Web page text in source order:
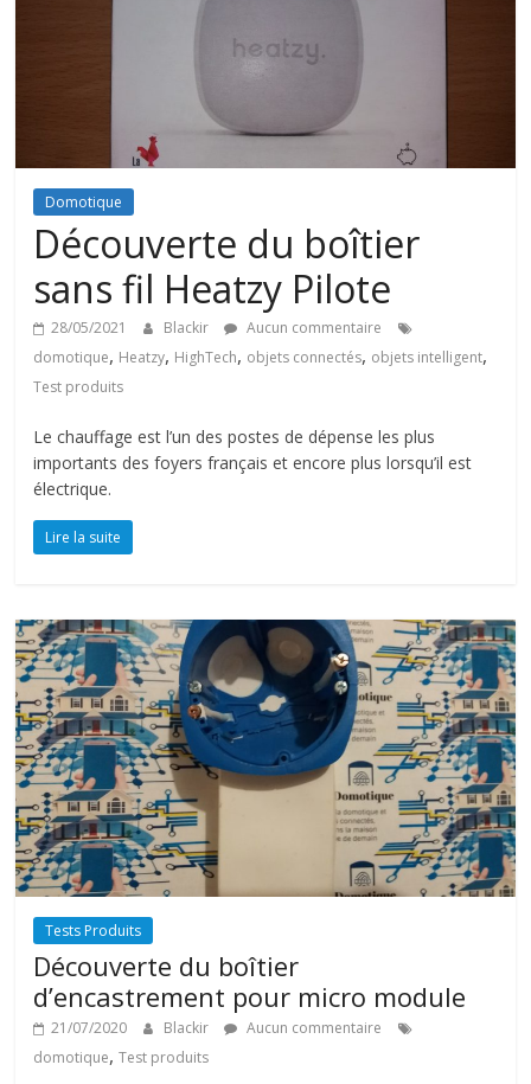
Domotique
Découverte du boîtier
sans fil Heatzy Pilote
28/05/2021 Blackir
Aucun commentaire
domotique, Heatzy, HighTech, objets connectés, objets intelligent,
Test produits
Le chauffage est l’un des postes de dépense les plus
importants des foyers français et encore plus lorsqu’il est
électrique.
Lire la suite
Tests Produits
Découverte du boîtier
d’encastrement pour micro module
21/07/2020 Blackir
Aucun commentaire
domotique,Test produits